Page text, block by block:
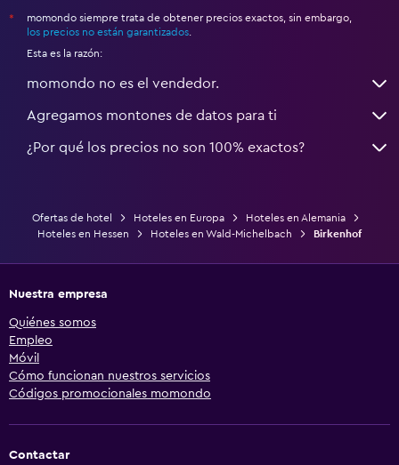
*
momondo siempre trata de obtener precios exactos, sin embargo,
los precios no están garantizados
Esta es la razón:
momondo no es el vendedor.
Agregamos montones de datos para ti
¿Por qué los precios no son 100% exactos?
Ofertas de hotel Hoteles en Europa
Hoteles en Alemania
Hoteles en Hessen
Hoteles en Wald-Michelbach Birkenhof
Nuestra empresa
Quiénes somos
Empleo
Móvil
Cómo funcionan nuestros servicios
Códigos promocionales momondo
Contactar